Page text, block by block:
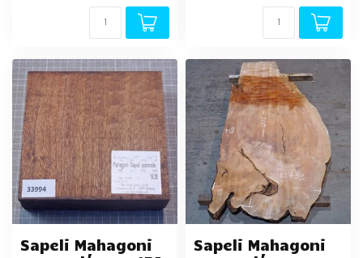
Sapeli Mahagoni
Sapeli Mahagoni